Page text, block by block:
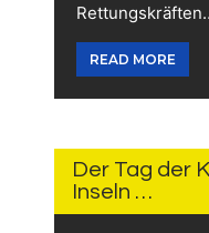
READ MORE
Der Tag der
Inseln …